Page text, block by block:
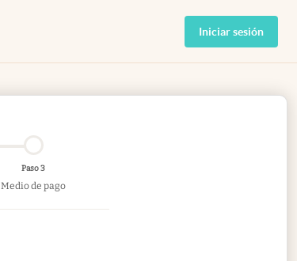
Iniciar sesión
Paso 3
Medio de pago